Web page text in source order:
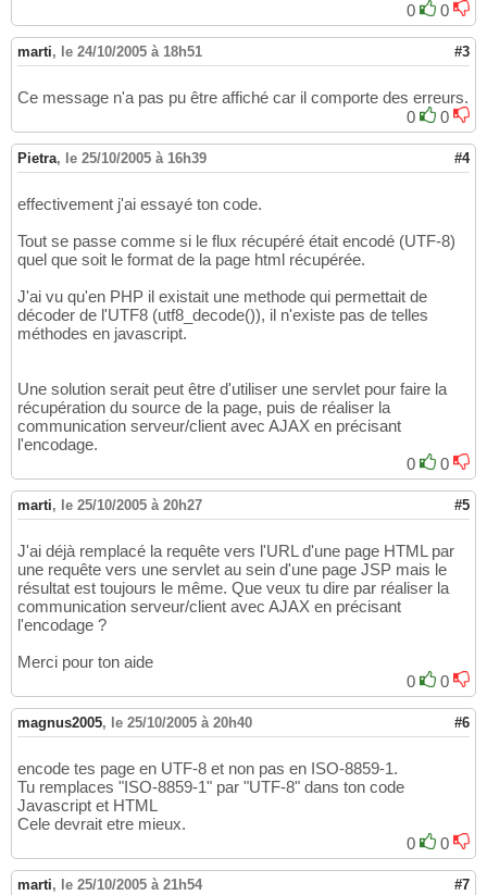
0 0
marti, le 24/10/2005 à 18h51 #3
Ce message n'a pas pu être affiché car il comporte des erreurs.
0
0
Pietra, le 25/10/2005 à 16h39 #4
effectivement j'ai essayé ton code.
Tout se passe comme si le flux récupéré était encodé (UTF-8)
quel que soit le format de la page html récupérée.
J'ai vu qu'en PHP il existait une methode qui permettait de
décoder de l'UTF8 (utf8_decode()), il n'existe pas de telles
méthodes en javascript.
Une solution serait peut être d'utiliser une servlet pour faire la
récupération du source de la page, puis de réaliser la
communication serveur/client avec AJAX en précisant
l'encodage.
0
0
marti, le 25/10/2005 à 20h27 #5
J'ai déjà remplacé la requête vers l'URL d'une page HTML par
une requête vers une servlet au sein d'une page JSP mais le
résultat est toujours le même. Que veux tu dire par réaliser la
communication serveur/client avec AJAX en précisant
l'encodage ?
Merci pour ton aide
0
0
magnus2005, le 25/10/2005 à 20h40 #6
encode tes page en UTF-8 et non pas en ISO-8859-1.
Tu remplaces "ISO-8859-1" par "UTF-8" dans ton code
Javascript et HTML
Cele devrait etre mieux.
0
0
marti, le 25/10/2005 à 21h54 #7